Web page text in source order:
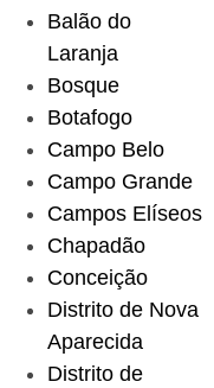
Balão do
Laranja
Bosque
Botafogo
Campo Belo
Campo Grande
Campos Elíseos
Chapadão
Conceição
Distrito de Nova
Aparecida
Distrito de